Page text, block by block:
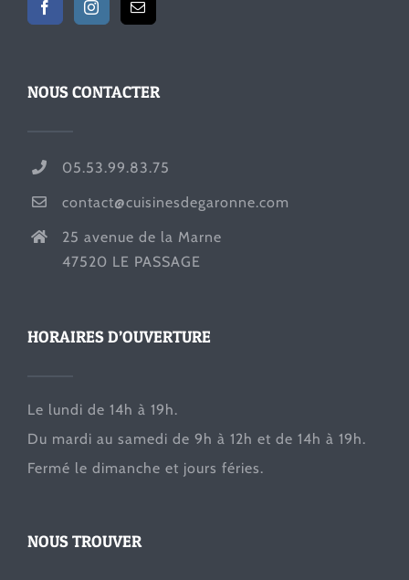
NOUS CONTACTER
05.53.99.83.75
contact@cuisinesdegaronne.com
25 avenue de la Marne
47520 LE PASSAGE
HORAIRES D’OUVERTURE
Le lundi de 14h à 19h.
Du mardi au samedi de 9h à 12h et de 14h à 19h.
Fermé le dimanche et jours féries.
NOUS TROUVER